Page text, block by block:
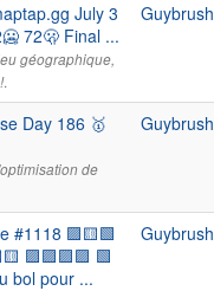
July 3
72🫢 Final ...
géographique,
.
Guybrush
Day 186 🥇
de
Guybrush
#1118 🟪🟨🟩
🟪🟪🟪🟪 🟩
bol pour ...
Guybrush